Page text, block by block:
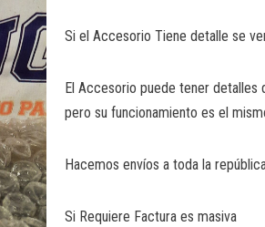
Si el Accesorio Tiene detalle se
El Accesorio puede tener detalles
pero su funcionamiento es el
Hacemos envíos a toda la
Si Requiere Factura es masiva